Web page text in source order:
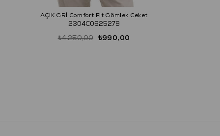
AÇIK GRİ Comfort Fit Gömlek Ceket
2304C0625279
₺990,00
₺4.250,00